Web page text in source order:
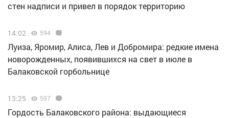
стен надписи и привел в порядок территорию
14:02 594
Луиза, Яромир, Алиса, Лев и Добромира: редкие имена
новорожденных, появившихся на свет в июле в
Балаковской горбольнице
13:25 597
Гордость Балаковского района: выдающиеся